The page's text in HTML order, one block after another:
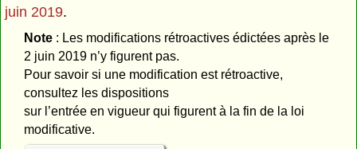
juin 2019.
Note: Les modifications rétroactives édictées après le
2 juin 2019 n’y figurent pas.
Pour savoir si une modification est rétroactive,
consultez les dispositions
sur l’entrée en vigueur qui figurent à la fin de la loi
modificative.